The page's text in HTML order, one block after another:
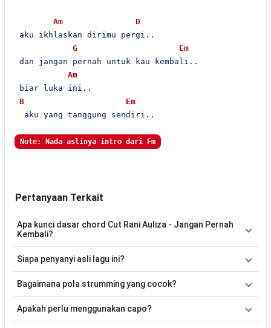
Am
D
aku ikhlaskan dirimu pergi..
G
Em
dan jangan pernah untuk kau kembali..
Am
biar luka ini..
B
Em
  aku yang tanggung sendiri..
Note: Nada aslinya intro dari Fm
Pertanyaan Terkait
Apa kunci dasar chord Cut Rani Auliza - Jangan Pernah
Kembali?
D, C, Am, G, F#m, B, E, Bm. Versi chord ini telah disederhanakan
ingin belajar memainkan lagu ini.
Siapa penyanyi asli lagu ini?
olehCut Rani Auliza . Pada halaman ini tersedia versi chord gitar
Bagaimana pola strumming yang cocok?
acuan, kamu dapat menggunakan pola
Apakah perlu menggunakan capo?